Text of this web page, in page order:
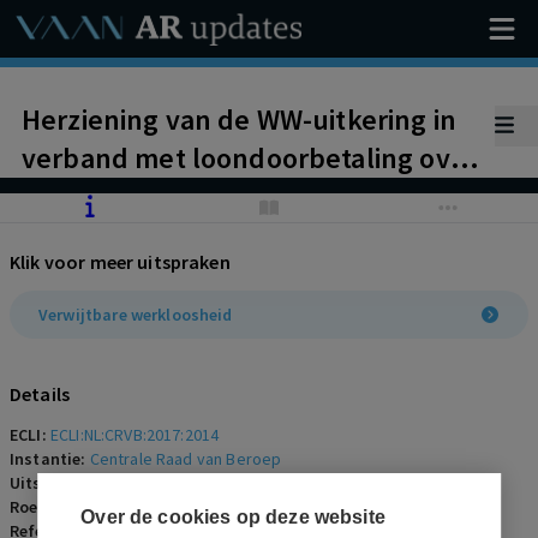
Over de cookies op deze website
Herziening van de WW-uitkering in
verband met loondoorbetaling over
periode waarover WW is uitgekeerd.
niet melden aan UWV van
loondoorbetaling.
Klik voor meer uitspraken
Verwijtbare werkloosheid
Details
ECLI: ECLI:NL:CRVB:2017:2014
Instantie: Centrale Raad van Beroep
Uitspraakdatum:
Roepnaam:
ECLI:NL:CRVB:2017:2014
Referentienummer:SZR-2017-0139